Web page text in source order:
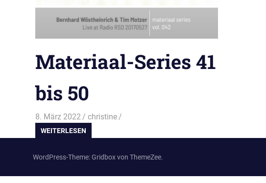
Materiaal-Series 41
bis 50
8. März 2022 christine
WEITERLESEN
WordPress-Theme: Gridbox von ThemeZee.